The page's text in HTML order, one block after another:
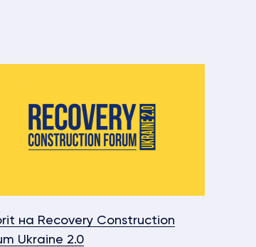
на Recovery Construction
Ukraine 2.0